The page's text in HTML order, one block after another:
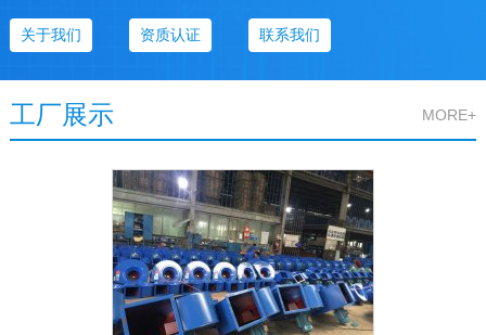
关于我们 资质认证 联系我们
MORE+
工厂展示